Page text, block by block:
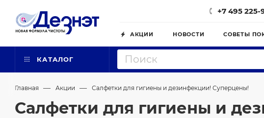
+7 495 225-
АКЦИИ НОВОСТИ СОВЕТЫ
КАТАЛОГ
Главная — Акции — Салфетки для гигиены и дезинфекции! Суперцены!
Салфетки для гигиены и